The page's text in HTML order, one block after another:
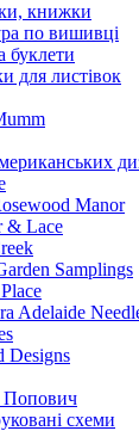
книжки
по вишивці
буклети
для листівок
Manor
& Lace
Samplings
Adelaide
Designs
Попович
схеми